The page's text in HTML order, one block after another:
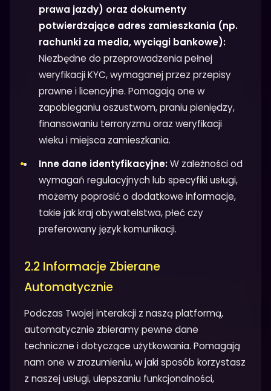
prawa jazdy) oraz dokumenty
potwierdzające adres zamieszkania (np.
rachunki za media, wyciągi bankowe):
Niezbędne do przeprowadzenia pełnej
weryfikacji KYC, wymaganej przez przepisy
prawne i licencyjne. Pomagają one w
zapobieganiu oszustwom, praniu pieniędzy,
finansowaniu terroryzmu oraz weryfikacji
wieku i miejsca zamieszkania.
Inne dane identyfikacyjne:W zależności od
wymagań regulacyjnych lub specyfiki usługi,
możemy poprosić o dodatkowe informacje,
takie jak kraj obywatelstwa, płeć czy
preferowany język komunikacji.
2.2 Informacje Zbierane
Automatycznie
Podczas Twojej interakcji z naszą platformą,
automatycznie zbieramy pewne dane
techniczne i dotyczące użytkowania. Pomagają
nam one w zrozumieniu, w jaki sposób korzystasz
z naszej usługi, ulepszaniu funkcjonalności,